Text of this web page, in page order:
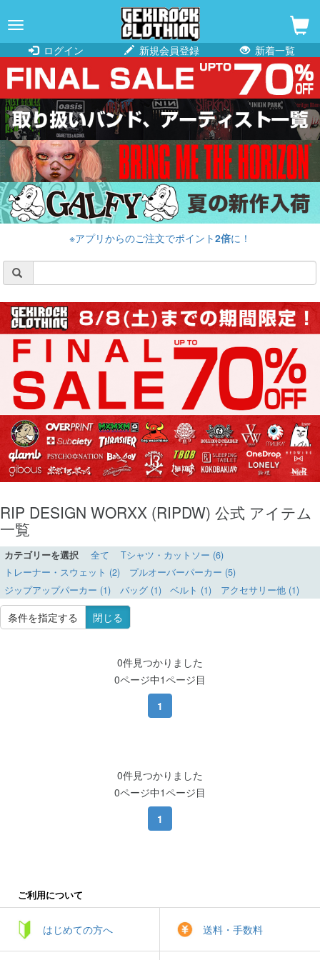
navigation
ログイン
新規会員登録 新着一覧
※アプリからのご注文でポイント2倍に！
RIP DESIGN WORXX (RIPDW) 公式 アイテム
一覧
カテゴリーを選択 全て
Tシャツ・カットソー (6)
トレーナー・スウェット (2)
プルオーバーパーカー (5)
ジップアップパーカー (1)
バッグ (1) ベルト (1) アクセサリー他 (1)
条件を指定する 閉じる
0件見つかりました
0ページ中1ページ目
1
0件見つかりました
0ページ中1ページ目
1
ご利用について
はじめての方へ 送料・手数料